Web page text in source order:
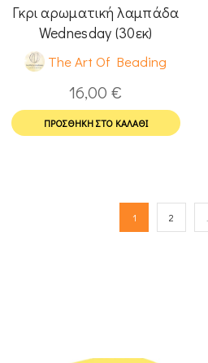
Γκρι αρωματική λαμπάδα
Wednesday (30εκ)
The Art Of Beading
16,00€
ΠΡΟΣΘΉΚΗ ΣΤΟ ΚΑΛΆΘΙ
1 2